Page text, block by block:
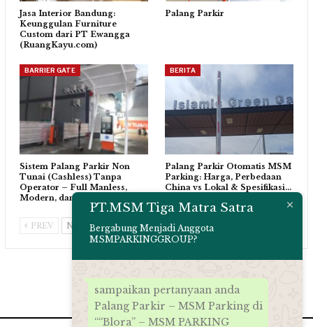
Jasa Interior Bandung:
Keunggulan Furniture
Custom dari PT Ewangga
(RuangKayu.com)
Palang Parkir
BARRIER GATE
Sistem Palang Parkir Non
Tunai (Cashless) Tanpa
Operator – Full Manless,
Modern, dan…
BERITA
Palang Parkir Otomatis MSM
Parking: Harga, Perbedaan
China vs Lokal & Spesifikasi…
PREV NEXT
PT.MSM Tiga Matra Satra
Bergabung Menjadi Anggota
MSMPARKINGGROUP?
sampaikan pertanyaan anda
Palang Parkir – MSM Parking di
““Blora” – MSM PARKING